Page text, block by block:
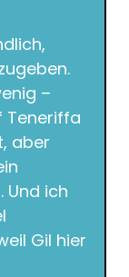
–
Teneriffa
aber
Und ich
Gil hier